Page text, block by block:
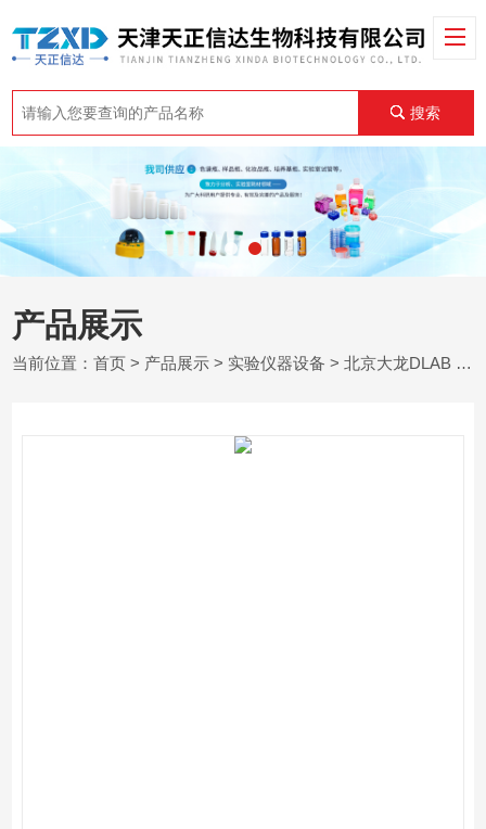
搜索
产品展示
当前位置：首页 > 产品展示 > 实验仪器设备 >北京大龙DLAB